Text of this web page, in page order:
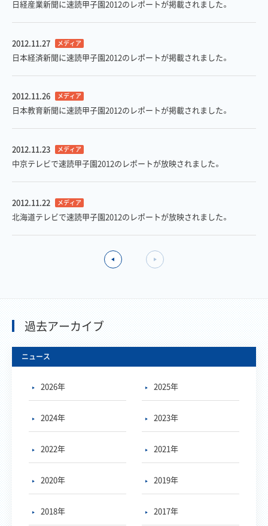
日経産業新聞に速読甲子園2012のレポートが掲載されました。
2012.11.27 メディア
日本経済新聞に速読甲子園2012のレポートが掲載されました。
2012.11.26 メディア
日本教育新聞に速読甲子園2012のレポートが掲載されました。
2012.11.23 メディア
中京テレビで速読甲子園2012のレポートが放映されました。
2012.11.22 メディア
北海道テレビで速読甲子園2012のレポートが放映されました。
過去アーカイブ
ニュース
2026年 2025年
2024年 2023年
2022年 2021年
2020年 2019年
2018年 2017年